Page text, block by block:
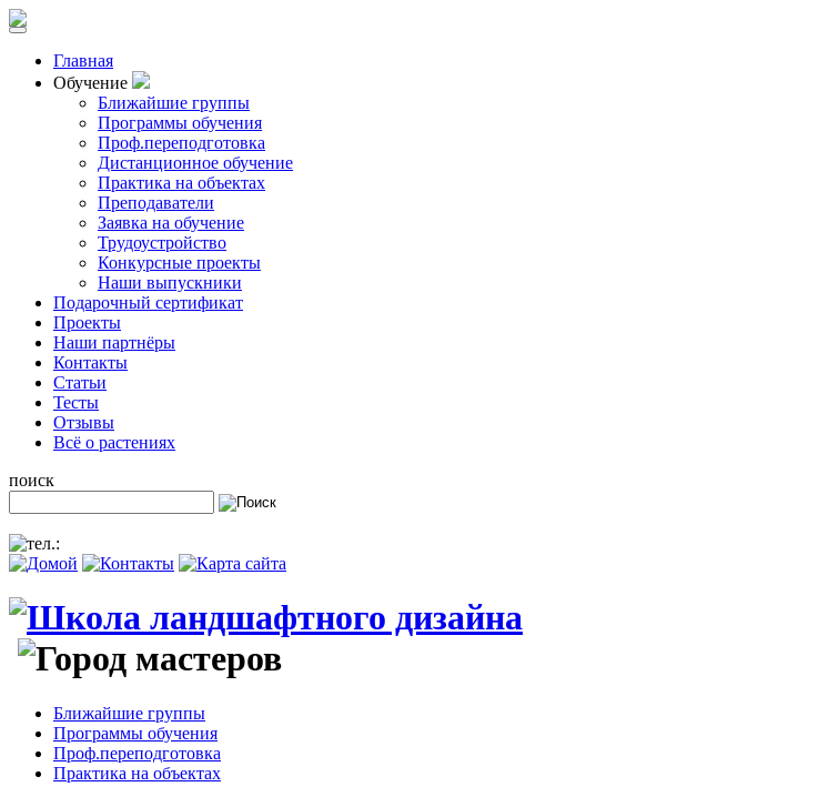
Главная
Обучение
Ближайшие группы
Программы обучения
Проф.переподготовка
Дистанционное обучение
Практика на объектах
Преподаватели
Заявка на обучение
Трудоустройство
Конкурсные проекты
Наши выпускники
Подарочный сертификат
Проекты
Наши партнёры
Контакты
Статьи
Тесты
Отзывы
Всё о растениях
поиск
Ближайшие группы
Программы обучения
Проф.переподготовка
Практика на объектах